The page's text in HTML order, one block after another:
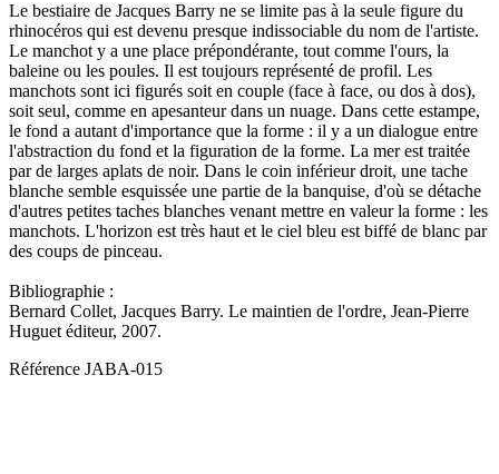
Le bestiaire de Jacques Barry ne se limite pas à la seule figure du
rhinocéros qui est devenu presque indissociable du nom de l'artiste.
Le manchot y a une place prépondérante, tout comme l'ours, la
baleine ou les poules. Il est toujours représenté de profil. Les
manchots sont ici figurés soit en couple (face à face, ou dos à dos),
soit seul, comme en apesanteur dans un nuage. Dans cette estampe,
le fond a autant d'importance que la forme : il y a un dialogue entre
l'abstraction du fond et la figuration de la forme. La mer est traitée
par de larges aplats de noir. Dans le coin inférieur droit, une tache
blanche semble esquissée une partie de la banquise, d'où se détache
d'autres petites taches blanches venant mettre en valeur la forme : les
manchots. L'horizon est très haut et le ciel bleu est biffé de blanc par
des coups de pinceau.
Bibliographie :
Bernard Collet, Jacques Barry. Le maintien de l'ordre, Jean-Pierre
Huguet éditeur, 2007.
Référence JABA-015